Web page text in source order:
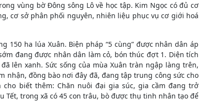
vùng bờ Đông sông Lô về học tập. Kim Ngọc có đủ cơ
cơ sở phân phối nguyên, nhiên liệu phục vụ cơ giới hoá
150 ha lúa Xuân. Biện pháp “5 cùng” được nhân dân áp
đang được nhân dân làm cỏ, bón thúc đợt 1. Diện tích
lên xanh. Sức sống của mùa Xuân tràn ngập làng trên,
nhận, đồng bào nơi đây đã, đang tập trung công sức cho
biết thêm: Chăn nuôi đại gia súc, gia cầm đang trở
trong xã có 45 con trâu, bò được thụ tinh nhân tạo để